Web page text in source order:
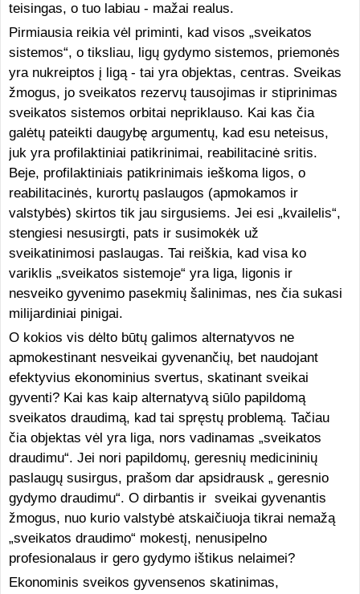
teisingas, o tuo labiau - mažai realus.
Pirmiausia reikia vėl priminti, kad visos „sveikatos
sistemos“, o tiksliau, ligų gydymo sistemos, priemonės
yra nukreiptos į ligą - tai yra objektas, centras. Sveikas
žmogus, jo sveikatos rezervų tausojimas ir stiprinimas
sveikatos sistemos orbitai nepriklauso. Kai kas čia
galėtų pateikti daugybę argumentų, kad esu neteisus,
juk yra profilaktiniai patikrinimai, reabilitacinė sritis.
Beje, profilaktiniais patikrinimais ieškoma ligos, o
reabilitacinės, kurortų paslaugos (apmokamos ir
valstybės) skirtos tik jau sirgusiems. Jei esi „kvailelis“,
stengiesi nesusirgti, pats ir susimokėk už
sveikatinimosi paslaugas. Tai reiškia, kad visa ko
variklis „sveikatos sistemoje“ yra liga, ligonis ir
nesveiko gyvenimo pasekmių šalinimas, nes čia sukasi
milijardiniai pinigai.
O kokios vis dėlto būtų galimos alternatyvos ne
apmokestinant nesveikai gyvenančių, bet naudojant
efektyvius ekonominius svertus, skatinant sveikai
gyventi? Kai kas kaip alternatyvą siūlo papildomą
sveikatos draudimą, kad tai spręstų problemą. Tačiau
čia objektas vėl yra liga, nors vadinamas „sveikatos
draudimu“. Jei nori papildomų, geresnių medicininių
paslaugų susirgus, prašom dar apsidrausk „ geresnio
gydymo draudimu“. O dirbantis ir sveikai gyvenantis
žmogus, nuo kurio valstybė atskaičiuoja tikrai nemažą
„sveikatos draudimo“ mokestį, nenusipelno
profesionalaus ir gero gydymo ištikus nelaimei?
Ekonominis sveikos gyvensenos skatinimas,